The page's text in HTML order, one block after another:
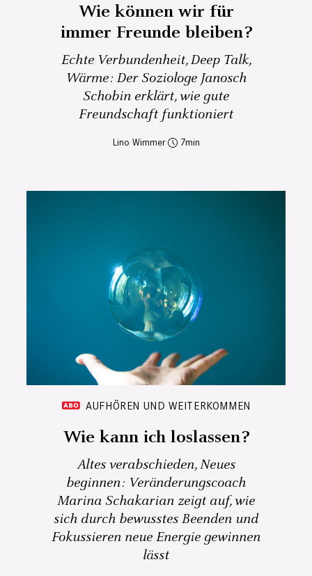
Wie können wir für
immer Freunde bleiben?
Echte Verbundenheit, Deep Talk,
Wärme: Der Soziologe Janosch
Schobin erklärt, wie gute
Freundschaft funktioniert
Lino Wimmer 7
AUFHÖREN UND WEITERKOMMEN
Wie kann ich loslassen?
Altes verabschieden, Neues
beginnen: Veränderungscoach
Marina Schakarian zeigt auf, wie
sich durch bewusstes Beenden und
Fokussieren neue Energie gewinnen
lässt